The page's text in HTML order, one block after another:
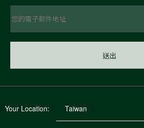
Your Location: